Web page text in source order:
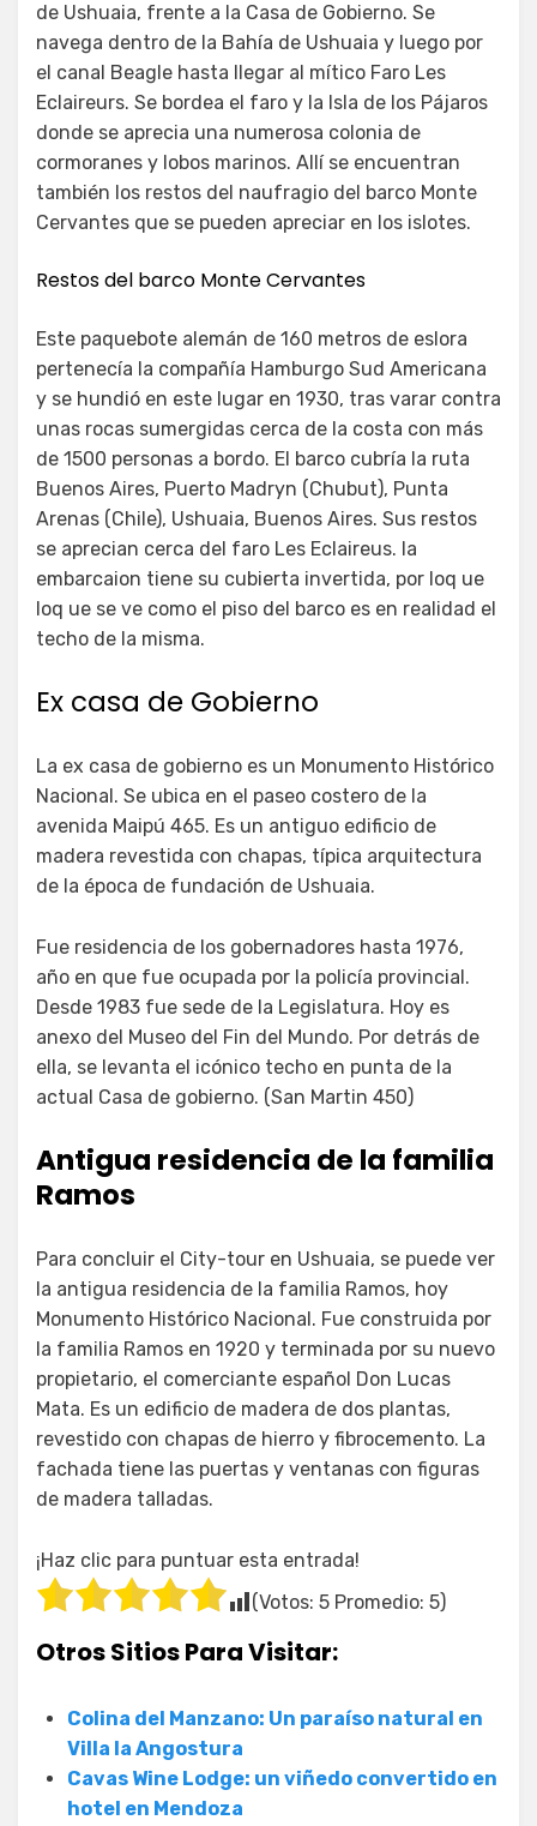
de Ushuaia, frente a la Casa de Gobierno. Se
navega dentro de la Bahía de Ushuaia y luego por
el canal Beagle hasta llegar al mítico Faro Les
Eclaireurs. Se bordea el faro y la Isla de los Pájaros
donde se aprecia una numerosa colonia de
cormoranes y lobos marinos. Allí se encuentran
también los restos del naufragio del barco Monte
Cervantes que se pueden apreciar en los islotes.
Restos del barco Monte Cervantes
Este paquebote alemán de 160 metros de eslora
pertenecía la compañía Hamburgo Sud Americana
y se hundió en este lugar en 1930, tras varar contra
unas rocas sumergidas cerca de la costa con más
de 1500 personas a bordo. El barco cubría la ruta
Buenos Aires, Puerto Madryn (Chubut), Punta
Arenas (Chile), Ushuaia, Buenos Aires. Sus restos
se aprecian cerca del faro Les Eclaireus. la
embarcaion tiene su cubierta invertida, por loq ue
loq ue se ve como el piso del barco es en realidad el
techo de la misma.
Ex casa de Gobierno
La ex casa de gobierno es un Monumento Histórico
Nacional. Se ubica en el paseo costero de la
avenida Maipú 465. Es un antiguo edificio de
madera revestida con chapas, típica arquitectura
de la época de fundación de Ushuaia.
Fue residencia de los gobernadores hasta 1976,
año en que fue ocupada por la policía provincial.
Desde 1983 fue sede de la Legislatura. Hoy es
anexo del Museo del Fin del Mundo. Por detrás de
ella, se levanta el icónico techo en punta de la
actual Casa de gobierno. (San Martin 450)
Antigua residencia de la familia
Ramos
Para concluir el City-tour en Ushuaia, se puede ver
la antigua residencia de la familia Ramos, hoy
Monumento Histórico Nacional. Fue construida por
la familia Ramos en 1920 y terminada por su nuevo
propietario, el comerciante español Don Lucas
Mata. Es un edificio de madera de dos plantas,
revestido con chapas de hierro y fibrocemento. La
fachada tiene las puertas y ventanas con figuras
de madera talladas.
¡Haz clic para puntuar esta entrada!
(Votos: 5 Promedio: 5)
Otros Sitios Para Visitar:
Colina del Manzano: Un paraíso natural en
Villa la Angostura
Cavas Wine Lodge: un viñedo convertido en
hotel en Mendoza